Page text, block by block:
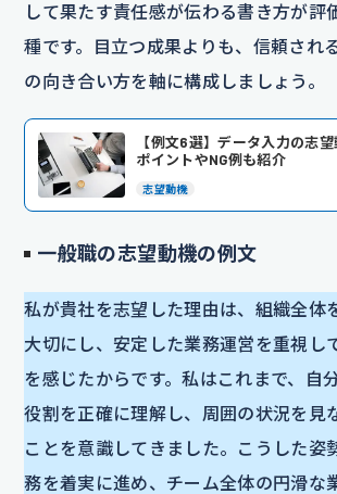
して果たす責任感が伝わる書き方が評
種です。目立つ成果よりも、信頼され
の向き合い方を軸に構成しましょう。
【例文6選】データ入力の志望
ポイントやNG例も紹介
志望動機
一般職の志望動機の例文
私が貴社を志望した理由は、組織全体
大切にし、安定した業務運営を重視し
を感じたからです。私はこれまで、自
役割を正確に理解し、周囲の状況を見
ことを意識してきました。こうした姿
務を着実に進め、チーム全体の円滑な